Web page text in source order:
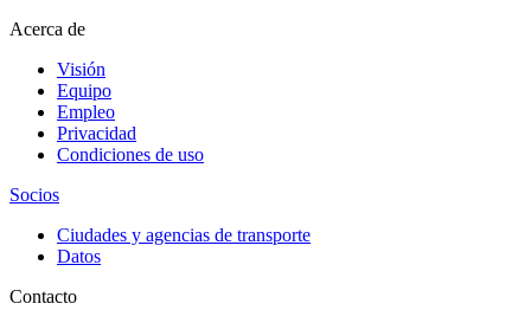
Acerca de
Visión
Equipo
Empleo
Privacidad
Condiciones de uso
Socios
Ciudades y agencias de transporte
Datos
Contacto